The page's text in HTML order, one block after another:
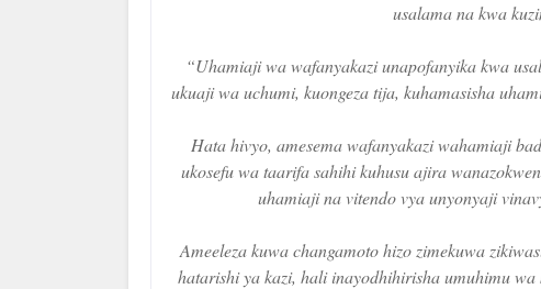
usalama na kwa
“Uhamiaji wa wafanyakazi unapofanyika kwa
ukuaji wa uchumi, kuongeza tija, kuhamasisha
Hata hivyo, amesema wafanyakazi wahamiaji
ukosefu wa taarifa sahihi kuhusu ajira
uhamiaji na vitendo vya unyonyaji
Ameeleza kuwa changamoto hizo zimekuwa
hatarishi ya kazi, hali inayodhihirisha umuhimu